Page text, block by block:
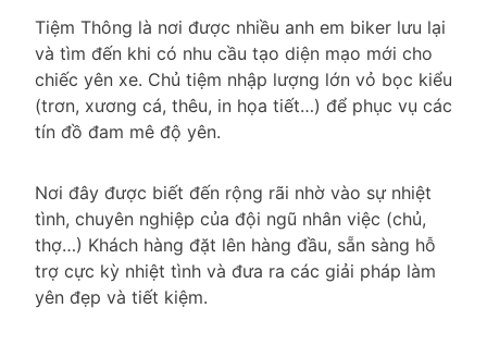
Tiệm Thông là nơi được nhiều anh em biker lưu lại
và tìm đến khi có nhu cầu tạo diện mạo mới cho
chiếc yên xe. Chủ tiệm nhập lượng lớn vỏ bọc kiểu
(trơn, xương cá, thêu, in họa tiết…) để phục vụ các
tín đồ đam mê độ yên.
Nơi đây được biết đến rộng rãi nhờ vào sự nhiệt
tình, chuyên nghiệp của đội ngũ nhân việc (chủ,
thợ…) Khách hàng đặt lên hàng đầu, sẵn sàng hỗ
trợ cực kỳ nhiệt tình và đưa ra các giải pháp làm
yên đẹp và tiết kiệm.